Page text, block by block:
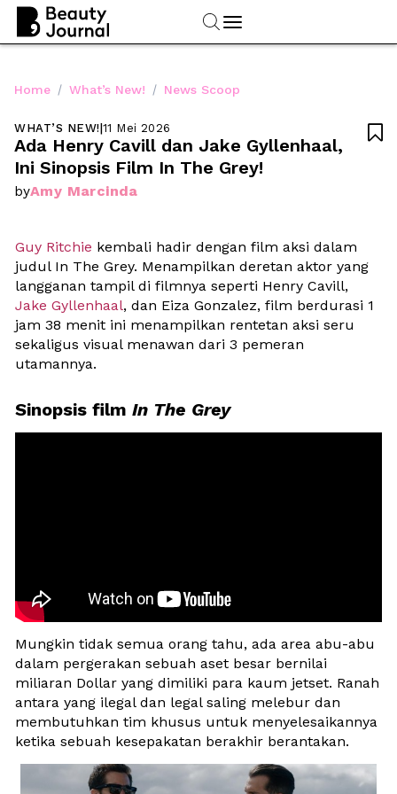
Home / What’s New! / News Scoop
WHAT’S NEW!|11 Mei 2026
Ada Henry Cavill dan Jake Gyllenhaal,
Ini Sinopsis Film In The Grey!
byAmy Marcinda

Guy Ritchie kembali hadir dengan film aksi dalam
judul In The Grey. Menampilkan deretan aktor yang
Jake Gyllenhaal, dan Eiza Gonzalez, film berdurasi 1
jam 38 menit ini menampilkan rentetan aksi seru
sekaligus visual menawan dari 3 pemeran
utamannya.
Sinopsis film In The Grey
Mungkin tidak semua orang tahu, ada area abu-abu
dalam pergerakan sebuah aset besar bernilai
miliaran Dollar yang dimiliki para kaum jetset. Ranah
antara yang ilegal dan legal saling melebur dan
membutuhkan tim khusus untuk menyelesaikannya
ketika sebuah kesepakatan berakhir berantakan.